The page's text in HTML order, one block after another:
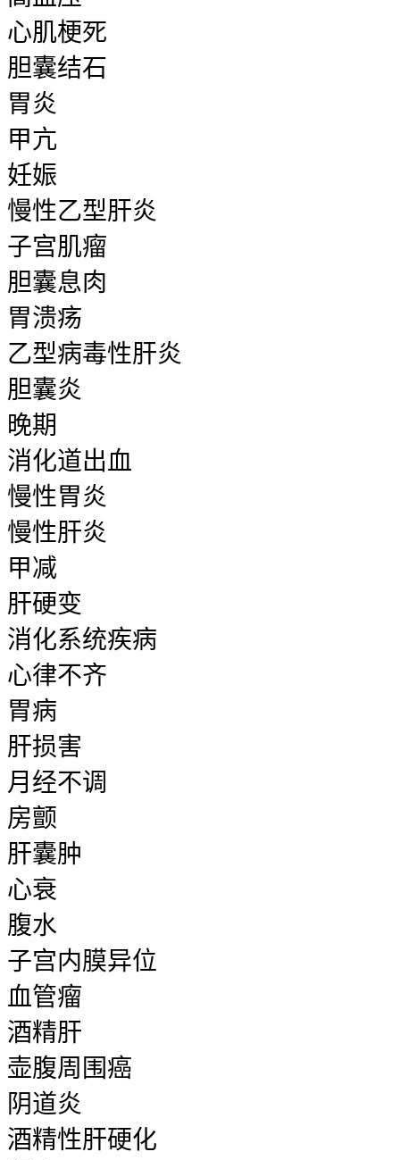
心肌梗死
胆囊结石
胃炎
甲亢
妊娠
慢性乙型肝炎
子宫肌瘤
胆囊息肉
胃溃疡
乙型病毒性肝炎
胆囊炎
晚期
消化道出血
慢性胃炎
慢性肝炎
甲减
肝硬变
消化系统疾病
心律不齐
胃病
肝损害
月经不调
房颤
肝囊肿
心衰
腹水
子宫内膜异位
血管瘤
酒精肝
壶腹周围癌
阴道炎
酒精性肝硬化